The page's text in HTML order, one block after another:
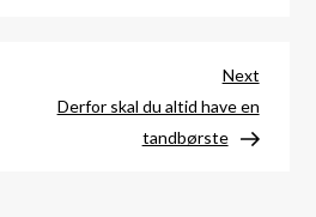
Next
Post
Next
Derfor skal du altid have en
tandbørste